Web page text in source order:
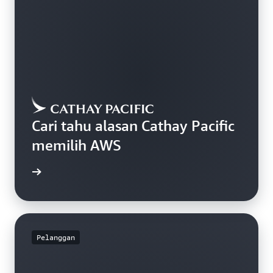
Cari tahu alasan Cathay Pacific
memilih AWS
Pelanggan